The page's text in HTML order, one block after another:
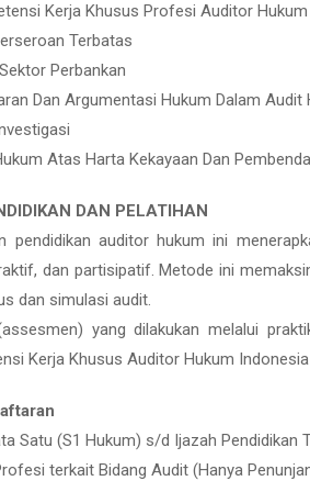
Kerja Khusus Profesi Auditor
Terbatas
Perbankan
Dan Argumentasi Hukum Dalam Audit
Atas Harta Kekayaan Dan
DAN PELATIHAN
pendidikan auditor hukum ini
dan partisipatif. Metode ini
dan simulasi audit.
yang dilakukan melalui
Kerja Khusus Auditor Hukum Indonesia
Satu (S1 Hukum) s/d Ijazah Pendidikan
terkait Bidang Audit (Hanya